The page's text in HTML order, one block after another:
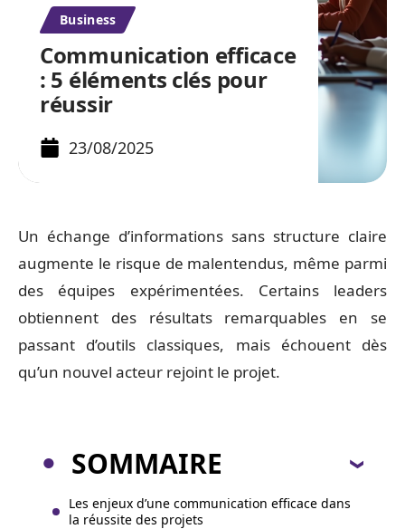
Business
Communication efficace
: 5 éléments clés pour
réussir
23/08/2025
Un échange d’informations sans structure claire
augmente le risque de malentendus, même parmi
des équipes expérimentées. Certains leaders
obtiennent des résultats remarquables en se
passant d’outils classiques, mais échouent dès
qu’un nouvel acteur rejoint le projet.
SOMMAIRE
Les enjeux d’une communication efficace dans
la réussite des projets